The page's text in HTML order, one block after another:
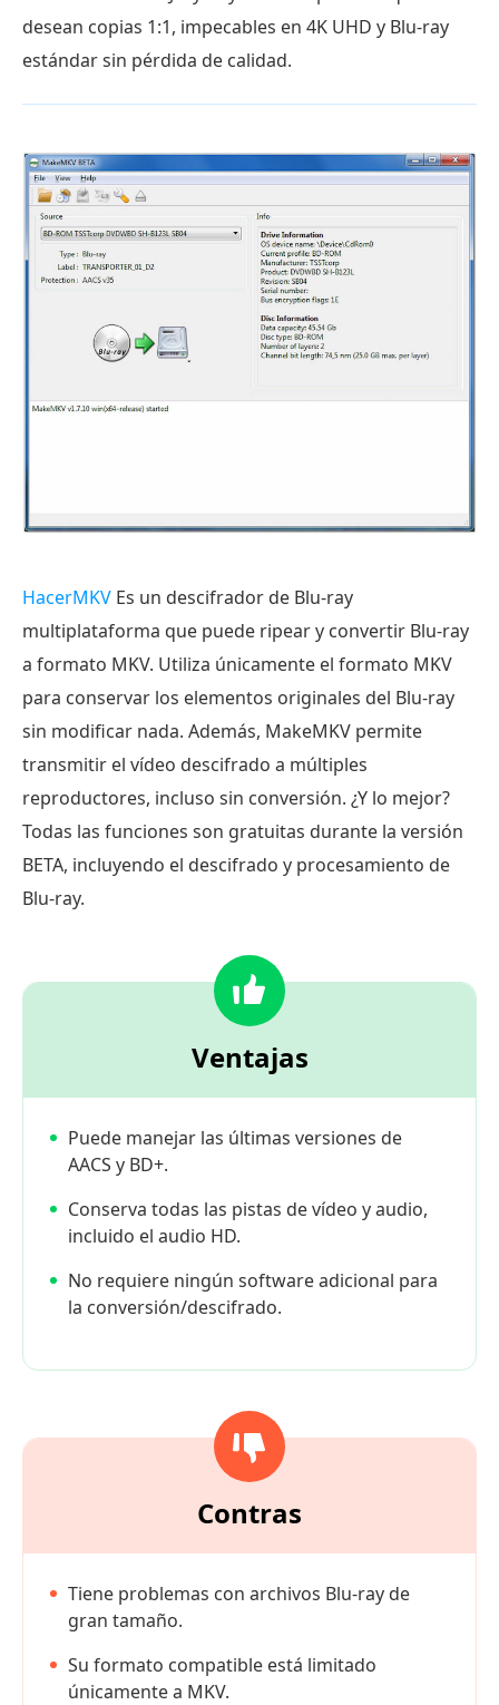
desean copias 1:1, impecables en 4K UHD y Blu-ray
estándar sin pérdida de calidad.
HacerMKV Es un descifrador de Blu-ray
multiplataforma que puede ripear y convertir Blu-ray
a formato MKV. Utiliza únicamente el formato MKV
para conservar los elementos originales del Blu-ray
sin modificar nada. Además, MakeMKV permite
transmitir el vídeo descifrado a múltiples
reproductores, incluso sin conversión. ¿Y lo mejor?
Todas las funciones son gratuitas durante la versión
BETA, incluyendo el descifrado y procesamiento de
Blu-ray.
Ventajas
Puede manejar las últimas versiones de
AACS y BD+.
Conserva todas las pistas de vídeo y audio,
incluido el audio HD.
No requiere ningún software adicional para
la conversión/descifrado.
Contras
Tiene problemas con archivos Blu-ray de
gran tamaño.
Su formato compatible está limitado
únicamente a MKV.